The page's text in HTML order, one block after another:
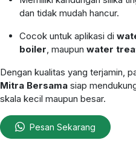
dan tidak mudah hancur.
Cocok untuk aplikasi di
boiler, maupun water
Dengan kualitas yang terjamin,
Mitra Bersama siap
skala kecil maupun besar.
Pesan Sekarang